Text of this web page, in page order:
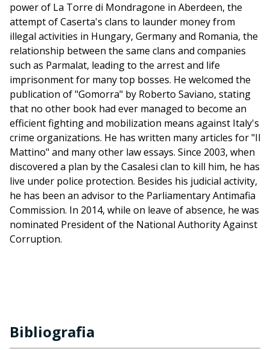
power of La Torre di Mondragone in Aberdeen, the
attempt of Caserta's clans to launder money from
illegal activities in Hungary, Germany and Romania, the
relationship between the same clans and companies
such as Parmalat, leading to the arrest and life
imprisonment for many top bosses. He welcomed the
publication of "Gomorra" by Roberto Saviano, stating
that no other book had ever managed to become an
efficient fighting and mobilization means against Italy's
crime organizations. He has written many articles for "Il
Mattino" and many other law essays. Since 2003, when
discovered a plan by the Casalesi clan to kill him, he has
live under police protection. Besides his judicial activity,
he has been an advisor to the Parliamentary Antimafia
Commission. In 2014, while on leave of absence, he was
nominated President of the National Authority Against
Corruption.
Bibliografia